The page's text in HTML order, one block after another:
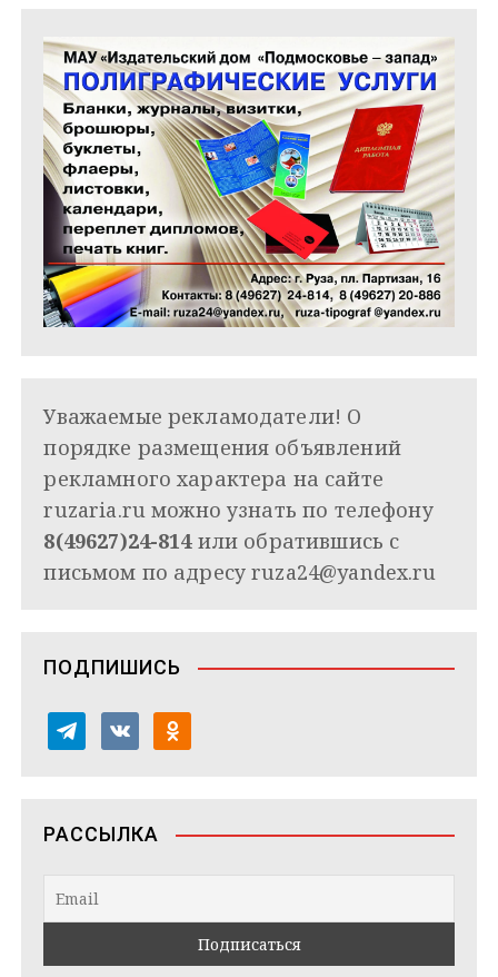
Уважаемые рекламодатели! О
порядке размещения объявлений
рекламного характера на сайте
ruzaria.ru можно узнать по телефону
8(49627)24-814или обратившись с
письмом по адресуruza24@yandex.ru
ПОДПИШИСЬ
e
e
a
v
k
n
d
o
РАССЫЛКА